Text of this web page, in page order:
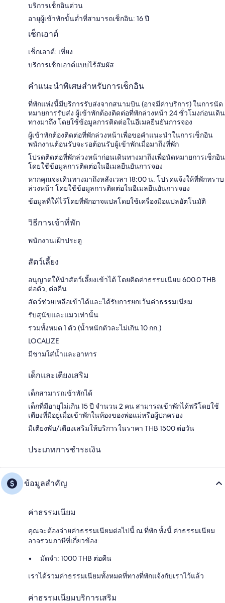
บริการเช็กอินด่วน
อายุผู้เข้าพักขั้นต่ำที่สามารถเช็กอิน: 16 ปี
เช็กเอาต์
เช็กเอาต์: เที่ยง
บริการเช็กเอาต์แบบไร้สัมผัส
คำแนะนำพิเศษสำหรับการเช็กอิน
ที่พักแห่งนี้มีบริการรับส่งจากสนามบิน (อาจมีค่าบริการ) ในการนัด
หมายการรับส่ง ผู้เข้าพักต้องติดต่อที่พักล่วงหน้า 24 ชั่วโมงก่อนเดิน
ทางมาถึง โดยใช้ข้อมูลการติดต่อในอีเมลยืนยันการจอง
ผู้เข้าพักต้องติดต่อที่พักล่วงหน้าเพื่อขอคำแนะนำในการเช็กอิน
พนักงานต้อนรับจะรอต้อนรับผู้เข้าพักเมื่อมาถึงที่พัก
โปรดติดต่อที่พักล่วงหน้าก่อนเดินทางมาถึงเพื่อนัดหมายการเช็กอิน
โดยใช้ข้อมูลการติดต่อในอีเมลยืนยันการจอง
หากคุณจะเดินทางมาถึงหลังเวลา 18:00 น. โปรดแจ้งให้ที่พักทราบ
ล่วงหน้า โดยใช้ข้อมูลการติดต่อในอีเมลยืนยันการจอง
ข้อมูลที่ให้ไว้โดยที่พักอาจแปลโดยใช้เครื่องมือแปลอัตโนมัติ
วิธีการเข้าที่พัก
พนักงานเฝ้าประตู
สัตว์เลี้ยง
อนุญาตให้นำสัตว์เลี้ยงเข้าได้ โดยคิดค่าธรรมเนียม 600.0 THB
ต่อตัว, ต่อคืน
สัตว์ช่วยเหลือเข้าได้และได้รับการยกเว้นค่าธรรมเนียม
รับสุนัขและแมวเท่านั้น
รวมทั้งหมด 1 ตัว (น้ำหนักตัวละไม่เกิน 10 กก.)
LOCALIZE
มีชามใส่น้ำและอาหาร
เด็กและเตียงเสริม
เด็กสามารถเข้าพักได้
เด็กที่มีอายุไม่เกิน 15 ปี จำนวน 2 คน สามารถเข้าพักได้ฟรีโดยใช้
เตียงที่มีอยู่เมื่อเข้าพักในห้องของพ่อแม่หรือผู้ปกครอง
มีเตียงพับ/เตียงเสริมให้บริการในราคา THB 1500 ต่อวัน
ประเภทการชำระเงิน
ข้อมูลสำคัญ
ค่าธรรมเนียม
คุณจะต้องจ่ายค่าธรรมเนียมต่อไปนี้ ณ ที่พัก ทั้งนี้ ค่าธรรมเนียม
อาจรวมภาษีที่เกี่ยวข้อง:
มัดจำ: 1000 THB ต่อคืน
เราได้รวมค่าธรรมเนียมทั้งหมดที่ทางที่พักแจ้งกับเราไว้แล้ว
ค่าธรรมเนียมบริการเสริม